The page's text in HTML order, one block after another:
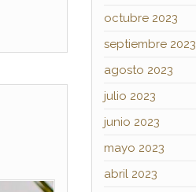
octubre 2023
septiembre 2023
agosto 2023
julio 2023
junio 2023
mayo 2023
abril 2023